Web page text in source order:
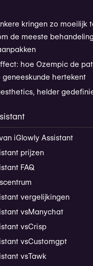
kringen zo moeilijk
de meeste
hoe Ozempic de
hertekent
helder
iGlowly Assistant
prijzen
FAQ
vergelijkingen
vsManychat
vsCrisp
vsCustomgpt
vsTawk